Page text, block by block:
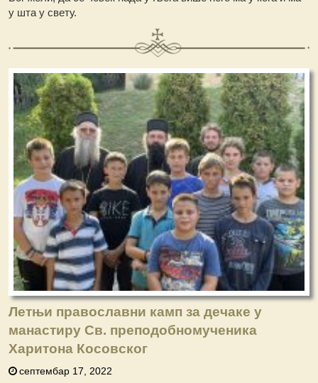
у шта у свету.
Летњи православни камп за дечаке у
манастиру Св. преподобномученика
Харитона Косовског
септембар 17, 2022